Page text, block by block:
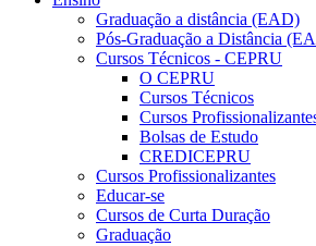
Graduação a distância (EAD)
Pós-Graduação a Distância
Cursos Técnicos - CEPRU
O CEPRU
Cursos Técnicos
Cursos
Bolsas de Estudo
CREDICEPRU
Cursos Profissionalizantes
Educar-se
Cursos de Curta Duração
Graduação